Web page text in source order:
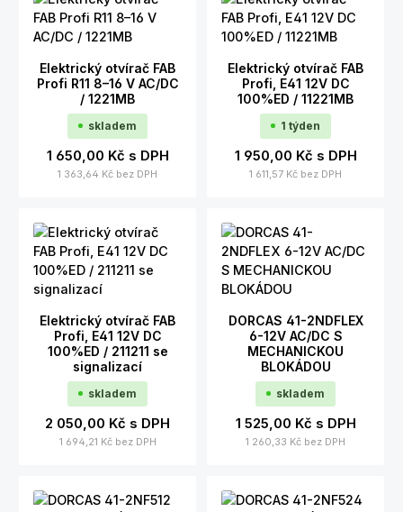
Elektrický otvírač FAB
Profi R11 8–16 V AC/DC
/ 1221MB
skladem
1 650,00 Kč s DPH
1 363,64 Kč bez DPH
Elektrický otvírač FAB
Profi, E41 12V DC
100%ED / 11221MB
1 týden
1 950,00 Kč s DPH
1 611,57 Kč bez DPH
Elektrický otvírač FAB
Profi, E41 12V DC
100%ED / 211211 se
signalizací
skladem
2 050,00 Kč s DPH
1 694,21 Kč bez DPH
DORCAS 41-2NDFLEX
6-12V AC/DC S
MECHANICKOU
BLOKÁDOU
skladem
1 525,00 Kč s DPH
1 260,33 Kč bez DPH